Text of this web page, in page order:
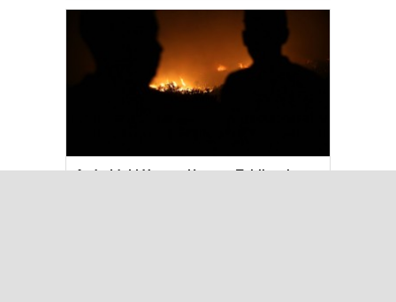
Aydın’daki Yangın Hayvan Tahliyesine